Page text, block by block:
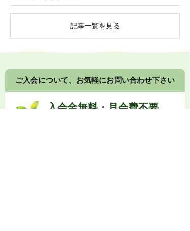
記事一覧を見る
ご入会について、お気軽にお問い合わせ下さい
入会金無料・月会費不要